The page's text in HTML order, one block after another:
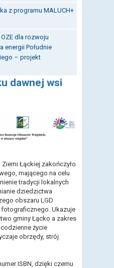
z programu MALUCH+
dla rozwoju
energii Południe
– projekt
dawnej wsi
Łąckiej zakończyło
mającego na celu
tradycji lokalnych
dziedzictwa
obszaru LGD
Ukazuje
gminy Łącko a zakres
życie
obrzędy, strój
ISBN, dzięki czemu